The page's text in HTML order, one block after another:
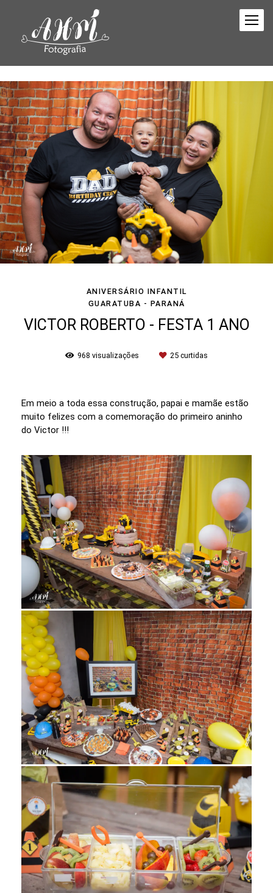
ANIVERSÁRIO INFANTIL
GUARATUBA - PARANÁ
VICTOR ROBERTO - FESTA 1 ANO
968 visualizações 25 curtidas
Em meio a toda essa construção, papai e mamãe estão
muito felizes com a comemoração do primeiro aninho
do Victor !!!